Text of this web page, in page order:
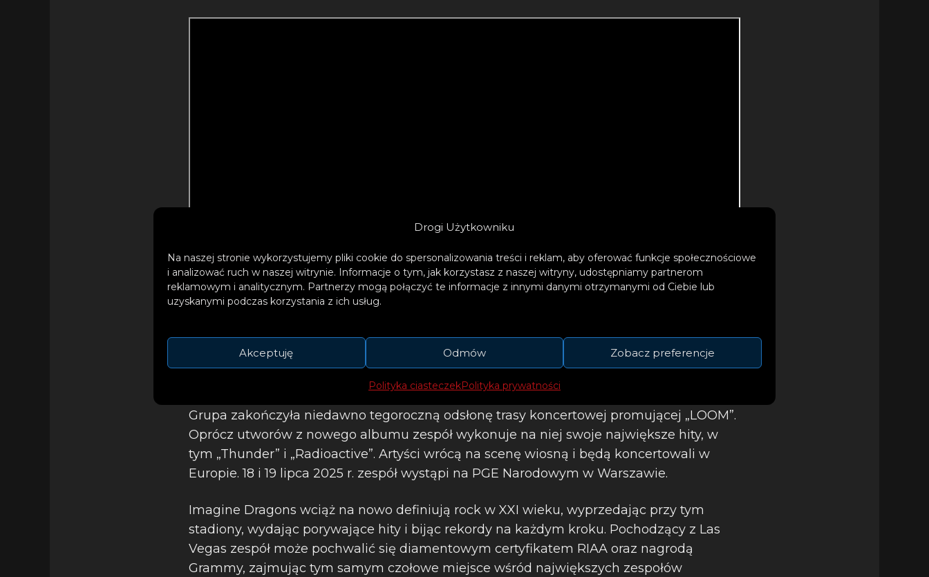
Drogi Użytkowniku
Na naszej stronie wykorzystujemy pliki cookie do spersonalizowania treści i reklam, aby oferować funkcje społecznościowe
i analizować ruch w naszej witrynie. Informacje o tym, jak korzystasz z naszej witryny, udostępniamy partnerom
reklamowym i analitycznym. Partnerzy mogą połączyć te informacje z innymi danymi otrzymanymi od Ciebie lub
uzyskanymi podczas korzystania z ich usług.
Akceptuję Odmów Zobacz preferencje
Polityka ciasteczekPolityka prywatności
Grupa zakończyła niedawno tegoroczną odsłonę trasy koncertowej promującej „LOOM”.
Oprócz utworów z nowego albumu zespół wykonuje na niej swoje największe hity, w
tym „Thunder” i „Radioactive”. Artyści wrócą na scenę wiosną i będą koncertowali w
Europie. 18 i 19 lipca 2025 r. zespół wystąpi na PGE Narodowym w Warszawie.
Imagine Dragons wciąż na nowo definiują rock w XXI wieku, wyprzedając przy tym
stadiony, wydając porywające hity i bijąc rekordy na każdym kroku. Pochodzący z Las
Vegas zespół może pochwalić się diamentowym certyfikatem RIAA oraz nagrodą
Grammy, zajmując tym samym czołowe miejsce wśród największych zespołów